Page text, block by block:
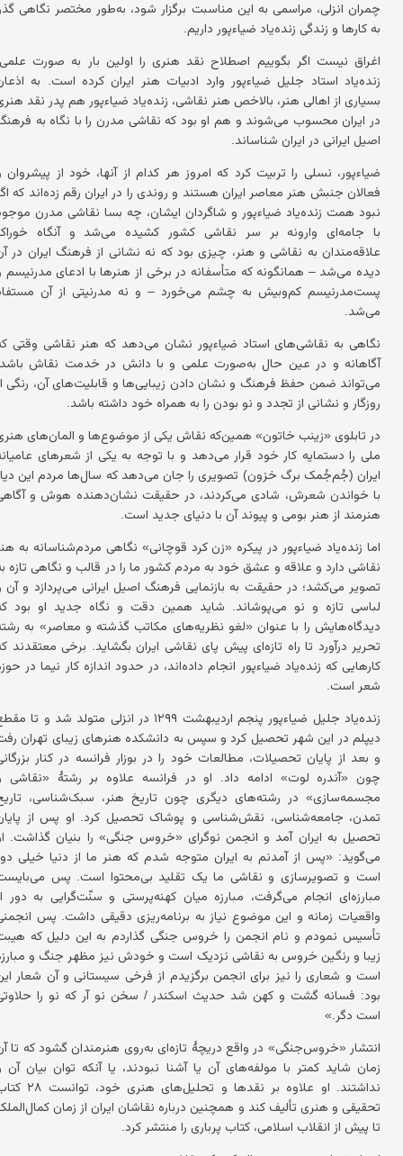
چمران انزلی، مراسمی به این مناسبت برگزار شود، به‌طور مختصر نگاهی
به کارها و زندگی زنده‌یاد ضیاءپور داریم.
اغراق نیست اگر بگوییم اصطلاح نقد هنری را اولین بار به صورت
زنده‌یاد استاد جلیل ضیاءپور وارد ادبیات هنر ایران کرده است. به
بسیاری از اهالی هنر، بالاخص هنر نقاشی، زنده‌یاد ضیاءپور هم پدر نقد
در ایران محسوب می‌شوند و هم او بود که نقاشی مدرن را با نگاه به
اصیل ایرانی در ایران شناساند.
ضیاءپور، نسلی را تربیت کرد که امروز هر کدام از آنها، خود از پیشروان
فعالان جنبش هنر معاصر ایران هستند و روندی را در ایران رقم زده‌اند که
نبود همت زنده‌یاد ضیاءپور و شاگردان ایشان، چه بسا نقاشی مدرن
با جامه‌ای وارونه بر سر نقاشی کشور کشیده می‌شد و آنگاه
علاقه‌مندان به نقاشی و هنر، چیزی بود که نه نشانی از فرهنگ ایران در
دیده می‌شد – همانگونه که متأسفانه در برخی از هنرها با ادعای مدرنیسم
پست‌مدرنیسم کم‌وبیش به چشم می‌خورد – و نه مدرنیتی از آن
می‌شد.
نگاهی به نقاشی‌های استاد ضیاءپور نشان می‌دهد که هنر نقاشی وقتی
آگاهانه و در عین حال به‌صورت علمی و با دانش در خدمت نقاش
می‌تواند ضمن حفظ فرهنگ و نشان دادن زیبایی‌ها و قابلیت‌های آن، رنگی
روزگار و نشانی از تجدد و نو بودن را به همراه خود داشته باشد.
در تابلوی «زینب خاتون» همین‌که نقاش یکی از موضوع‌ها و المان‌های
ملی را دستمایه کار خود قرار می‌دهد و با توجه به یکی از شعرهای
ایران (جُم‌جُمک برگ خزون) تصویری را جان می‌دهد که سال‌ها مردم این
با خواندن شعرش، شادی می‌کردند، در حقیقت نشان‌دهنده هوش و
هنرمند از هنر بومی و پیوند آن با دنیای جدید است.
اما زنده‌یاد ضیاءپور در پیکره «زن کرد قوچانی» نگاهی مردم‌شناسانه به
نقاشی دارد و علاقه و عشق خود به مردم کشور ما را در قالب و نگاهی تازه
تصویر می‌کشد؛ در حقیقت به بازنمایی فرهنگ اصیل ایرانی می‌پردازد و آن
لباسی تازه و نو می‌پوشاند. شاید همین دقت و نگاه جدید او بود
دیدگاه‌هایش را با عنوان «لغو نظریه‌های مکاتب گذشته و معاصر» به
تحریر درآورد تا راه تازه‌ای پیش پای نقاشی ایران بگشاید. برخی معتقدند
کارهایی که زنده‌یاد ضیاءپور انجام داده‌اند، در حدود اندازه کار نیما در
شعر است.
زنده‌یاد جلیل ضیاءپور پنجم اردیبهشت ۱۲۹۹ در انزلی متولد شد و تا
دیپلم در این شهر تحصیل کرد و سپس به دانشکده هنرهای زیبای تهران
و بعد از پایان تحصیلات، مطالعات خود را در بوزار فرانسه در کنار
چون «آندره لوت» ادامه داد. او در فرانسه علاوه بر رشتهٔ «نقاشی
مجسمه‌سازی» در رشته‌های دیگری چون تاریخ هنر، سبک‌شناسی،
تمدن، جامعه‌شناسی، نقش‌شناسی و پوشاک تحصیل کرد. او پس از
تحصیل به ایران آمد و انجمن نوگرای «خروس جنگی» را بنیان گذاشت.
می‌گوید: «پس از آمدنم به ایران متوجه شدم که هنر ما از دنیا خیلی
است و تصویرسازی و نقاشی ما یک تقلید بی‌محتوا است. پس
مبارزه‌ای انجام می‌گرفت، مبارزه میان کهنه‌پرستی و سنّت‌گرایی به دور
واقعیات زمانه و این موضوع نیاز به برنامه‌ریزی دقیقی داشت. پس
تأسیس نمودم و نام انجمن را خروس جنگی گذاردم به این دلیل که
زیبا و رنگین خروس به نقاشی نزدیک است و خودش نیز مظهر جنگ و
است و شعاری را نیز برای انجمن برگزیدم از فرخی سیستانی و آن شعار
بود: فسانه گشت و کهن شد حدیث اسکندر / سخن نو آر که نو را
است دگر.»
انتشار «خروس‌جنگی» در واقع دریچهٔ تازه‌ای به‌روی هنرمندان گشود که تا
زمان شاید کمتر با مولفه‌های آن یا آشنا نبودند، یا آنکه توان بیان آن
نداشتند. او علاوه بر نقدها و تحلیل‌های هنری خود،
تحقیقی و هنری تألیف کند و همچنین درباره نقاشان ایران از زمان
تا پیش از انقلاب اسلامی، کتاب پرباری را منتشر کرد.